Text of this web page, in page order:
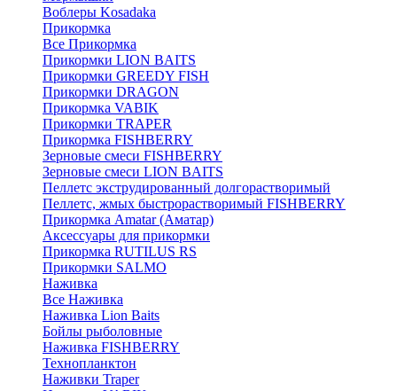
Воблеры Kosadaka
Прикормка
Все Прикормка
Прикормки LION BAITS
Прикормки GREEDY FISH
Прикормки DRAGON
Прикормка VABIK
Прикормки TRAPER
Прикормка FISHBERRY
Зерновые смеси FISHBERRY
Зерновые смеси LION BAITS
Пеллетс экструдированный долгорастворимый
Пеллетс, жмых быстрорастворимый FISHBERRY
Прикормка Amatar (Аматар)
Аксессуары для прикормки
Прикормка RUTILUS RS
Прикормки SALMO
Наживка
Все Наживка
Наживка Lion Baits
Бойлы рыболовные
Наживка FISHBERRY
Технопланктон
Наживки Traper